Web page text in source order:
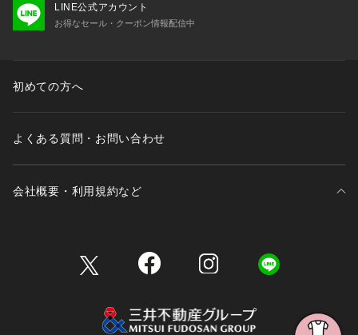
LINE公式アカウント
お得なセール・クーポン情報配信中
初めての方へ
よくある質問・お問い合わせ
会社概要・利用規約など